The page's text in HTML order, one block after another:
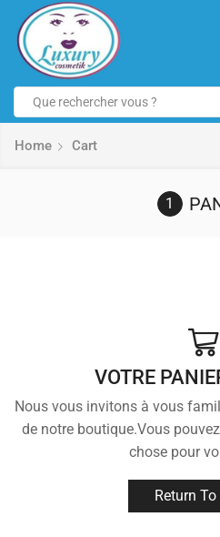
Home Cart
VOTRE
Nous vous invitons à vous
de notre boutique.Vous
chose pour
Return